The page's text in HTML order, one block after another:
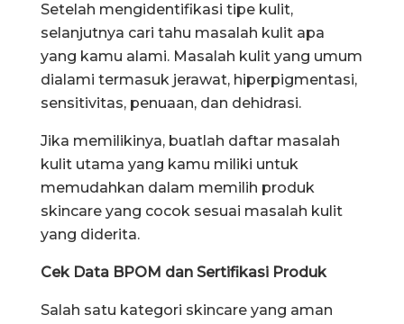
Setelah mengidentifikasi tipe kulit,
selanjutnya cari tahu masalah kulit apa
yang kamu alami. Masalah kulit yang umum
dialami termasuk jerawat, hiperpigmentasi,
sensitivitas, penuaan, dan dehidrasi.
Jika memilikinya, buatlah daftar masalah
kulit utama yang kamu miliki untuk
memudahkan dalam memilih produk
skincare yang cocok sesuai masalah kulit
yang diderita.
Cek Data BPOM dan Sertifikasi Produk
Salah satu kategori skincare yang aman